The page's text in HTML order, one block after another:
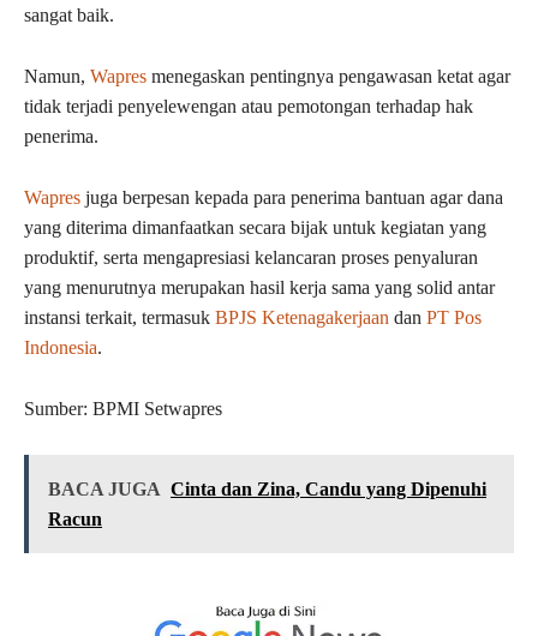
sangat baik.
Namun, Wapres menegaskan pentingnya pengawasan ketat agar
tidak terjadi penyelewengan atau pemotongan terhadap hak
penerima.
Wapres juga berpesan kepada para penerima bantuan agar dana
yang diterima dimanfaatkan secara bijak untuk kegiatan yang
produktif, serta mengapresiasi kelancaran proses penyaluran
yang menurutnya merupakan hasil kerja sama yang solid antar
instansi terkait, termasuk BPJS Ketenagakerjaan dan PT Pos
Indonesia.
Sumber: BPMI Setwapres
BACA JUGA Cinta dan Zina, Candu yang Dipenuhi
Racun